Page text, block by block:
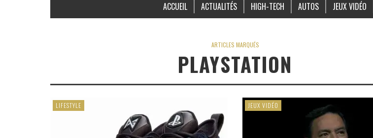
ACCUEIL ACTUALITÉS HIGH-TECH AUTOS JEUX VIDÉO
ARTICLES MARQUÉS
PLAYSTATION
LIFESTYLE JEUX VIDÉO